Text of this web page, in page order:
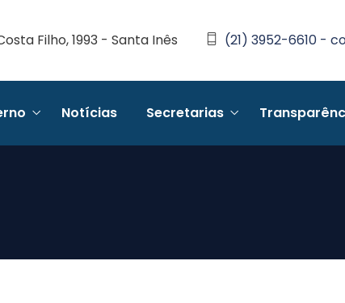
Filho, 1993 - Santa Inês (21) 3952-6610 -
Notícias Secretarias